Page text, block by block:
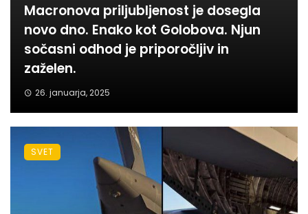
Macronova priljubljenost je dosegla
novo dno. Enako kot Golobova. Njun
sočasni odhod je priporočljiv in
zaželen.
26. januarja, 2025
SVET